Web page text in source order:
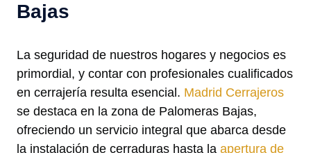
Bajas
La seguridad de nuestros hogares y negocios es
primordial, y contar con profesionales cualificados
en cerrajería resulta esencial. Madrid Cerrajeros
se destaca en la zona de Palomeras Bajas,
ofreciendo un servicio integral que abarca desde
la instalación de cerraduras hasta la apertura de